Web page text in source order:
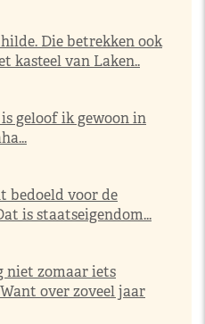
Die betrekken ook
kasteel van Laken..
geloof ik gewoon in
bedoeld voor de
is staatseigendom...
niet zomaar iets
over zoveel jaar